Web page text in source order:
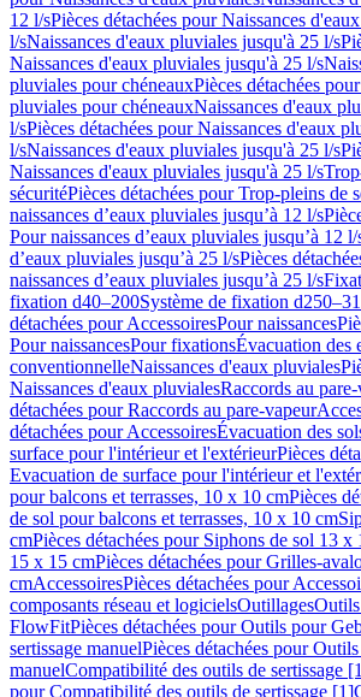
12 l/sPièces détachées pour Naissances
l/sNaissances d'eaux pluviales jusqu'à 25 l/s
Naissances d'eaux pluviales jusqu'à 25 l/s
pluviales pour chéneauxPièces détachées
pluviales pour chéneauxNaissances d'eaux
l/sPièces détachées pour Naissances d'eaux
l/sNaissances d'eaux pluviales jusqu'à 25 l/s
Naissances d'eaux pluviales jusqu'à 25 l/s
sécuritéPièces détachées pour Trop-pleins de
naissances d’eaux pluviales jusqu’à 12 l/s
Pour naissances d’eaux pluviales jusqu’à 12 l/
d’eaux pluviales jusqu’à 25 l/sPièces
naissances d’eaux pluviales jusqu’à 25 l/s
fixation d40–200Système de fixation
détachées pour AccessoiresPour naissances
Pour naissancesPour fixationsÉvacuation des
conventionnelleNaissances d'eaux pluviales
Naissances d'eaux pluvialesRaccords au
détachées pour Raccords au pare-vapeur
détachées pour AccessoiresÉvacuation des
surface pour l'intérieur et l'extérieurPièces
Evacuation de surface pour l'intérieur et
pour balcons et terrasses, 10 x 10 cmPièces
de sol pour balcons et terrasses, 10 x 10 cm
cmPièces détachées pour Siphons de sol 13 x
15 x 15 cmPièces détachées pour Grilles-
cmAccessoiresPièces détachées pour
composants réseau et logicielsOutillages
FlowFitPièces détachées pour Outils pour
sertissage manuelPièces détachées pour
manuelCompatibilité des outils de sertissage
pour Compatibilité des outils de sertissage [1]